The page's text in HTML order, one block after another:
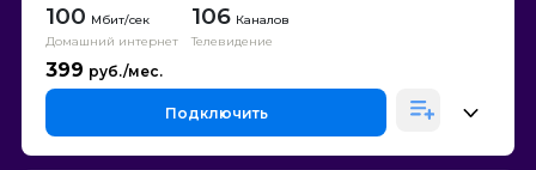
100
Домашний интернет
106 Каналов
Телевидение
399
Подключить